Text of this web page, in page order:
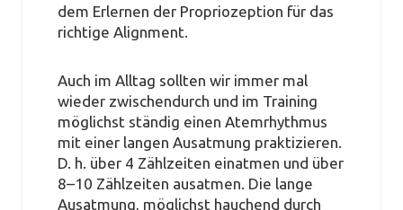
dem Erlernen der Propriozeption für das
richtige Alignment.
Auch im Alltag sollten wir immer mal
wieder zwischendurch und im Training
möglichst ständig einen Atemrhythmus
mit einer langen Ausatmung praktizieren.
D. h. über 4 Zählzeiten einatmen und über
8–10 Zählzeiten ausatmen. Die lange
Ausatmung, möglichst hauchend durch